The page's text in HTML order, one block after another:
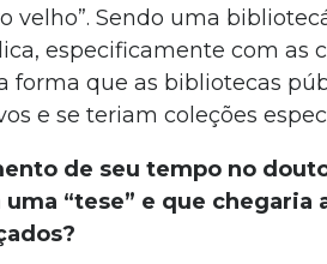
velho”. Sendo uma
especificamente com as
forma que as bibliotecas
e se teriam coleções
de seu tempo no
“tese” e que chegaria